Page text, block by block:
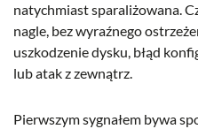
natychmiast sparaliżowana.
nagle, bez wyraźnego
uszkodzenie dysku, błąd
lub atak z zewnątrz.
Pierwszym sygnałem bywa